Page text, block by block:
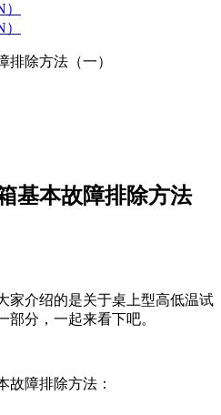
排除方法（一）
基本故障排除方法
介绍的是关于桌上型高低温试
分，一起来看下吧。
障排除方法：